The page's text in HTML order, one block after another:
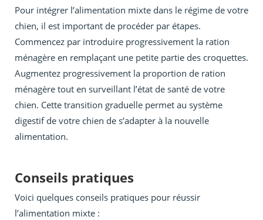
Pour intégrer l’alimentation mixte dans le régime de votre
chien, il est important de procéder par étapes.
Commencez par introduire progressivement la ration
ménagère en remplaçant une petite partie des croquettes.
Augmentez progressivement la proportion de ration
ménagère tout en surveillant l’état de santé de votre
chien. Cette transition graduelle permet au système
digestif de votre chien de s’adapter à la nouvelle
alimentation.
Conseils pratiques
Voici quelques conseils pratiques pour réussir
l’alimentation mixte :